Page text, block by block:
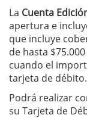
La Cuenta
apertura e
que incluye
de hasta
cuando el
tarjeta de débito.
Podrá realizar
su Tarjeta de